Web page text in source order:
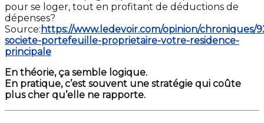
pour se loger, tout en profitant de déductions de
dépenses?
Source: https://www.ledevoir.com/opinion/chroniques/
societe-portefeuille-proprietaire-votre-residence-
principale
En théorie, ça semble logique.
En pratique, c’est souvent une stratégie qui coûte
plus cher qu’elle ne rapporte.